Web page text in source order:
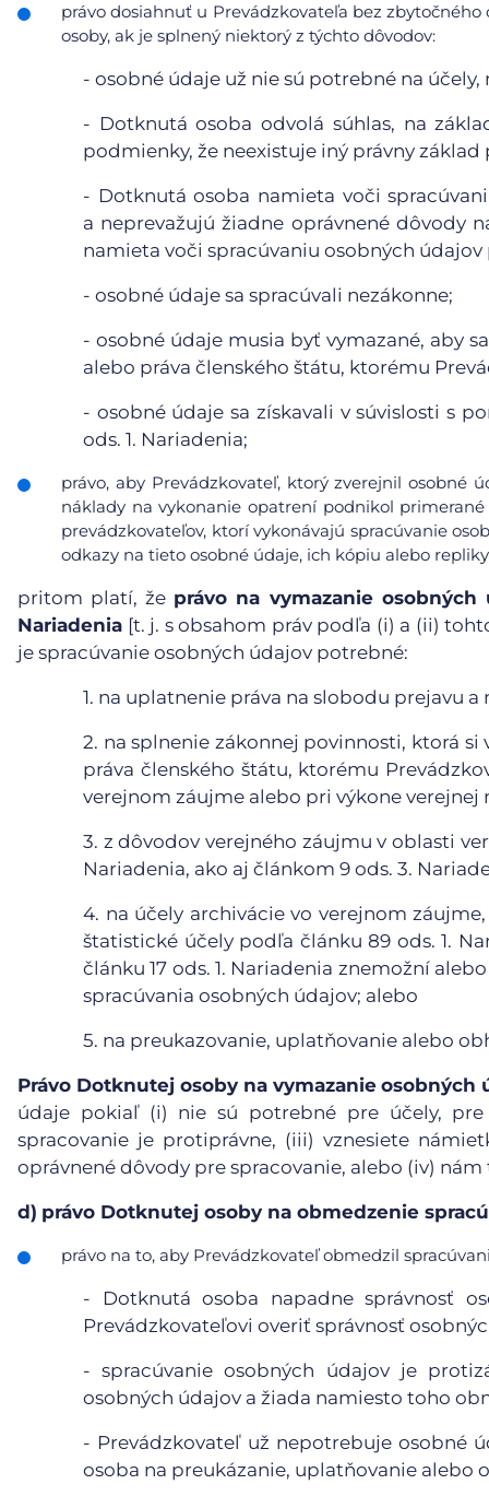
právo dosiahnuť u Prevádzkovateľa bez
osoby, ak je splnený niektorý z týchto dôvodov:
- osobné údaje už nie sú potrebné na
- Dotknutá osoba odvolá súhlas, na
podmienky, že neexistuje iný právny
- Dotknutá osoba namieta voči
a neprevažujú žiadne oprávnené dôvody
namieta voči spracúvaniu osobných údajov
- osobné údaje sa spracúvali nezákonne;
- osobné údaje musia byť vymazané, aby
alebo práva členského štátu, ktorému
- osobné údaje sa získavali v súvislosti s
ods. 1. Nariadenia;
právo, aby Prevádzkovateľ, ktorý zverejnil osobné
náklady na vykonanie opatrení podnikol
prevádzkovateľov, ktorí vykonávajú spracúvanie
odkazy na tieto osobné údaje, ich kópiu alebo
pritom platí, že právo na vymazanie
Nariadenia [t. j. s obsahom práv podľa (i) a (ii)
je spracúvanie osobných údajov potrebné:
1. na uplatnenie práva na slobodu prejavu a
2. na splnenie zákonnej povinnosti, ktorá
práva členského štátu, ktorému
verejnom záujme alebo pri výkone verejnej
3. z dôvodov verejného záujmu v oblasti
Nariadenia, ako aj článkom 9 ods. 3.
4. na účely archivácie vo verejnom
štatistické účely podľa článku 89 ods. 1.
článku 17 ods. 1. Nariadenia znemožní
spracúvania osobných údajov; alebo
5. na preukazovanie, uplatňovanie alebo
Právo Dotknutej osoby na vymazanie osobných
údaje pokiaľ (i) nie sú potrebné pre účely,
spracovanie je protiprávne, (iii) vznesiete
oprávnené dôvody pre spracovanie, alebo (iv)
d) právo Dotknutej osoby na obmedzenie
právo na to, aby Prevádzkovateľ obmedzil
- Dotknutá osoba napadne správnosť
Prevádzkovateľovi overiť správnosť
- spracúvanie osobných údajov je
osobných údajov a žiada namiesto toho
- Prevádzkovateľ už nepotrebuje osobné
osoba na preukázanie, uplatňovanie alebo